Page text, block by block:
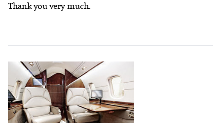
Thank you very much.